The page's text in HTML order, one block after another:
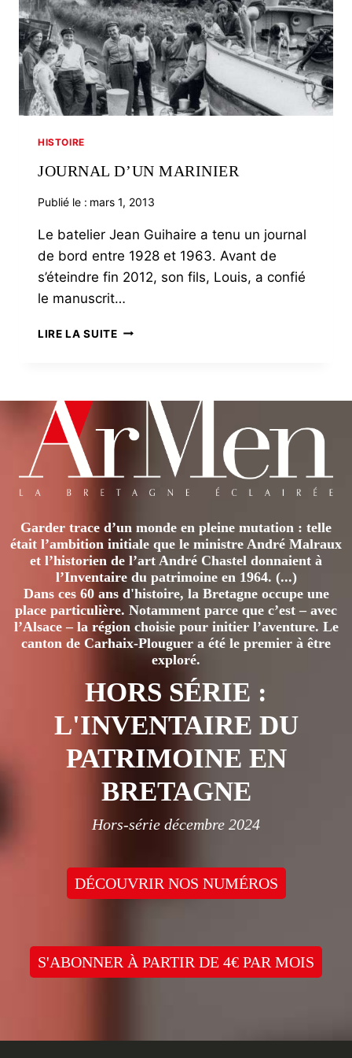
HISTOIRE
JOURNAL D’UN MARINIER
Publié le : mars 1, 2013
Le batelier Jean Guihaire a tenu un journal
de bord entre 1928 et 1963. Avant de
s’éteindre fin 2012, son fils, Louis, a confié
le manuscrit…
LIRE LA SUITEJOURNAL
Garder trace d’un monde en pleine mutation : telle
était l’ambition initiale que le ministre André Malraux
et l’historien de l’art André Chastel donnaient à
l’Inventaire du patrimoine en 1964. (...)
Dans ces 60 ans d'histoire, la Bretagne occupe une
place particulière. Notamment parce que c’est – avec
l’Alsace – la région choisie pour initier l’aventure. Le
canton de Carhaix-Plouguer a été le premier à être
exploré.
HORS SÉRIE :
L'INVENTAIRE DU
PATRIMOINE EN
BRETAGNE
Hors-série décembre 2024
DÉCOUVRIR NOS NUMÉROS
S'ABONNER À PARTIR DE 4€ PAR MOIS